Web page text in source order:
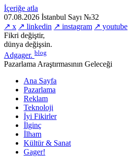
İçeriğe atla
07.08.2026 İstanbul Sayı №32
↗ x ↗ linkedin ↗ instagram ↗ youtube
Fikri değiştir,
dünya değişsin.
Adgager. blog
Pazarlama Araştırmasının Geleceği
Ana Sayfa
Pazarlama
Reklam
Teknoloji
İyi Fikirler
İlginç
İlham
Kültür & Sanat
Gager!